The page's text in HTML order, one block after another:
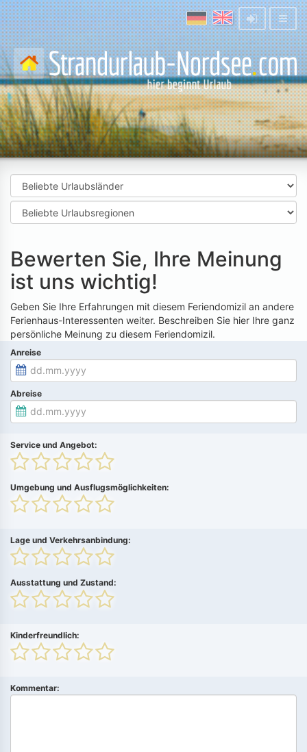
Bewerten Sie, Ihre Meinung
ist uns wichtig!
Geben Sie Ihre Erfahrungen mit diesem Feriendomizil an andere
Ferienhaus-Interessenten weiter. Beschreiben Sie hier Ihre ganz
persönliche Meinung zu diesem Feriendomizil.
Anreise
Abreise
Service und Angebot:
Umgebung und Ausflugsmöglichkeiten:
Lage und Verkehrsanbindung:
Ausstattung und Zustand:
Kinderfreundlich:
Kommentar: